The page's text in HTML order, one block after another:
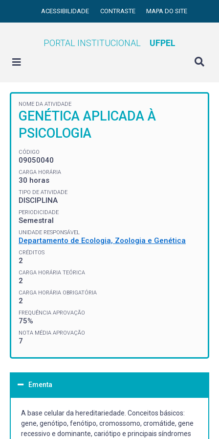
ACESSIBILIDADE CONTRASTE MAPA DO SITE
PORTAL INSTITUCIONAL UFPEL
NOME DA ATIVIDADE
GENÉTICA APLICADA À
PSICOLOGIA
CÓDIGO
09050040
CARGA HORÁRIA
30 horas
TIPO DE ATIVIDADE
DISCIPLINA
PERIODICIDADE
Semestral
UNIDADE RESPONSÁVEL
Departamento de Ecologia, Zoologia e Genética
CRÉDITOS
2
CARGA HORÁRIA TEÓRICA
2
CARGA HORÁRIA OBRIGATÓRIA
2
FREQUÊNCIA APROVAÇÃO
75%
NOTA MÉDIA APROVAÇÃO
7
Ementa
A base celular da hereditariedade. Conceitos básicos:
gene, genótipo, fenótipo, cromossomo, cromátide, gene
recessivo e dominante, cariótipo e principais síndromes